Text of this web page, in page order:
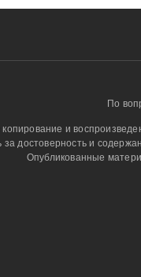
По
и
за достоверность и
Опубликованные